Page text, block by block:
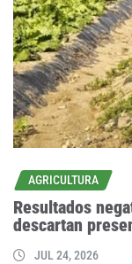
AGRICULTURA
Resultados
descartan
JUL 24, 2026